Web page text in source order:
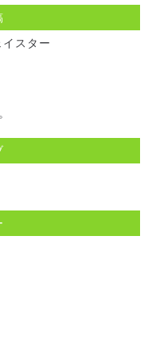
イスター